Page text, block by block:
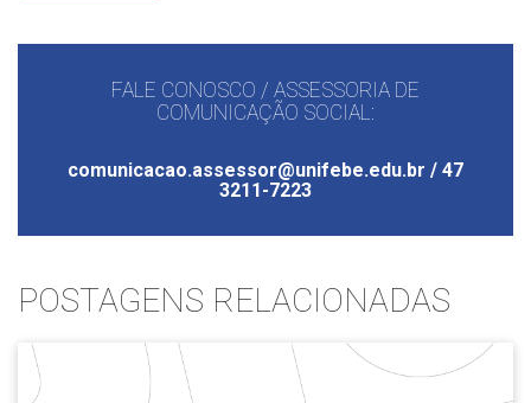
FALE CONOSCO / ASSESSORIA DE
COMUNICAÇÃO SOCIAL:
comunicacao.assessor@unifebe.edu.br / 47
3211-7223
POSTAGENS RELACIONADAS